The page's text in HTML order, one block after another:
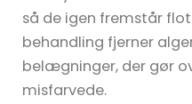
så de igen fremstår
behandling fjerner
belægninger, der gør
misfarvede.